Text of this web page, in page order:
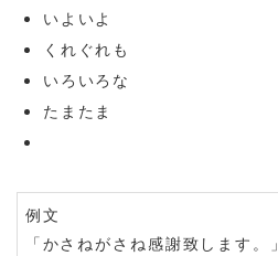
いよいよ
くれぐれも
いろいろな
たまたま
例文
「かさねがさね感謝致します。」